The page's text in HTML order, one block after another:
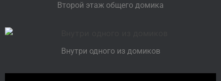
Второй этаж общего домика
Внутри одного из домиков